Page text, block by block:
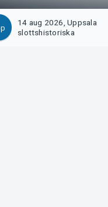
14 aug 2026, Uppsala
slottshistoriska